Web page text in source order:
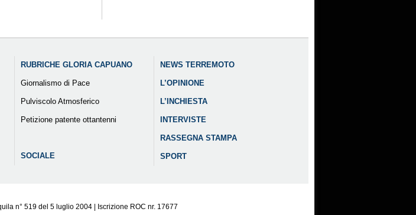
RUBRICHE GLORIA CAPUANO
Giornalismo di Pace
Pulviscolo Atmosferico
Petizione patente ottantenni
SOCIALE
NEWS TERREMOTO
L’OPINIONE
L’INCHIESTA
INTERVISTE
RASSEGNA STAMPA
SPORT
n° 519 del 5 luglio 2004 | Iscrizione ROC nr. 17677